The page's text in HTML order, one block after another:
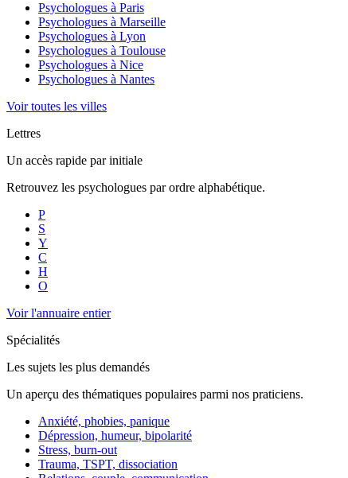
Psychologues à Paris
Psychologues à Marseille
Psychologues à Lyon
Psychologues à Toulouse
Psychologues à Nice
Psychologues à Nantes
Voir toutes les villes
Lettres
Un accès rapide par initiale
Retrouvez les psychologues par ordre alphabétique.
P
S
Y
C
H
O
Voir l'annuaire entier
Spécialités
Les sujets les plus demandés
Un aperçu des thématiques populaires parmi nos praticiens.
Anxiété, phobies, panique
Dépression, humeur, bipolarité
Stress, burn-out
Trauma, TSPT, dissociation